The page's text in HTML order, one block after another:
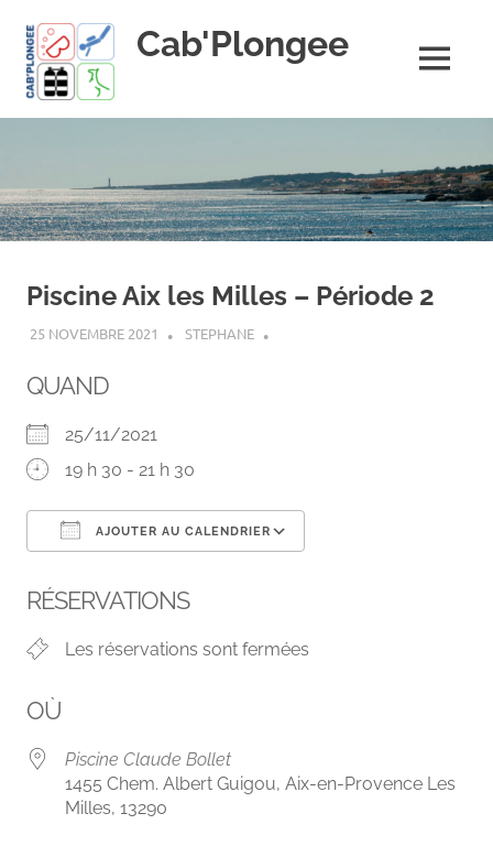
content
Cab'Plongee
!
MENU
Piscine Aix les Milles – Période 2
25 NOVEMBRE 2021 STEPHANE
QUAND
25/11/2021
19 h 30 - 21 h 30
AJOUTER AU CALENDRIER
RÉSERVATIONS
Les réservations sont fermées
OÙ
Piscine Claude Bollet
1455 Chem. Albert Guigou, Aix-en-Provence Les
Milles, 13290